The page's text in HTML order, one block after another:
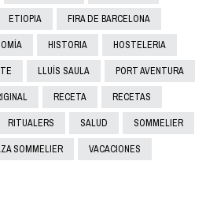
ETIOPIA FIRA DE BARCELONA
HISTORIA HOSTELERIA
LLUÍS SAULA PORT AVENTURA
RECETA RECETAS
RITUALERS SALUD SOMMELIER
SOMMELIER VACACIONES